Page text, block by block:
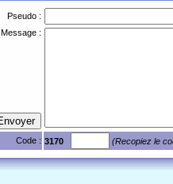
Pseudo :
Message :
Code : 3170 (Recopiez le